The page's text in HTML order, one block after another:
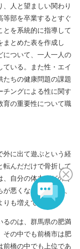
、人と望ましい関わり
等部を卒業するとすぐ
とを系統的に指導して
まとめた表を作成し
について、一人一人の
いる。また性・エイ
たちの健康問題の課題
チングによる性に関す
育の重要性について職
に出て遊ぶという経
転んだだけで骨折して
、自分の体力がどのく
悪くなってしまい、
も増えている。
のは、群馬県の肥満
その中でも前橋市は肥
前橋の中でも上位であ